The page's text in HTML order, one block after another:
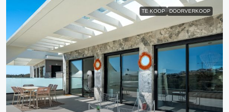
TE KOOP DOORVERKOOP